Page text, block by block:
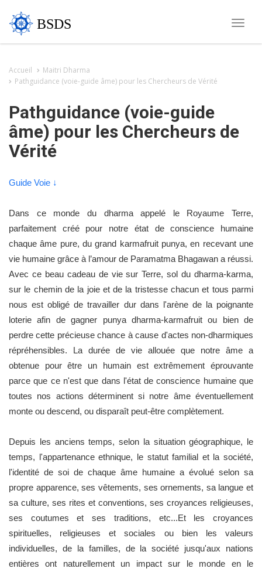
Toggle
BSDS
Accueil
Maitri Dharma
Pathguidance (voie-guide âme) pour les Chercheurs de Vérité
Pathguidance (voie-guide
âme) pour les Chercheurs de
Vérité
Guide Voie ↓
Dans ce monde du dharma appelé le Royaume Terre,
parfaitement créé pour notre état de conscience humaine
chaque âme pure, du grand karmafruit punya, en recevant une
vie humaine grâce à l’amour de Paramatma Bhagawan a réussi.
Avec ce beau cadeau de vie sur Terre, sol du dharma-karma,
sur le chemin de la joie et de la tristesse chacun et tous parmi
nous est obligé de travailler dur dans l'arène de la poignante
loterie afin de gagner punya dharma-karmafruit ou bien de
perdre cette précieuse chance à cause d'actes non-dharmiques
répréhensibles. La durée de vie allouée que notre âme a
obtenue pour être un humain est extrêmement éprouvante
parce que ce n'est que dans l'état de conscience humaine que
toutes nos actions déterminent si notre âme éventuellement
monte ou descend, ou disparaît peut-être complètement.
Depuis les anciens temps, selon la situation géographique, le
temps, l'appartenance ethnique, le statut familial et la société,
l'identité de soi de chaque âme humaine a évolué selon sa
propre apparence, ses vêtements, ses ornements, sa langue et
sa culture, ses rites et conventions, ses croyances religieuses,
ses coutumes et ses traditions, etc...Et les croyances
spirituelles, religieuses et sociales ou bien les valeurs
individuelles, de la familles, de la société jusqu'aux nations
entières ont naturellement un impact sur le monde en le